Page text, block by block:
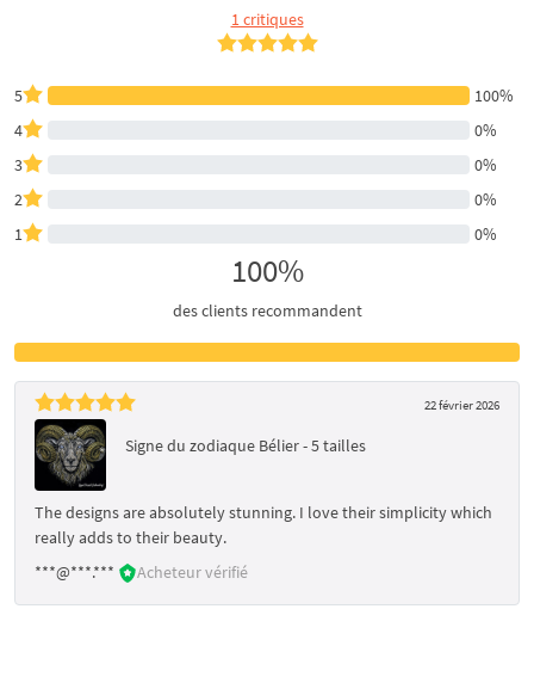
1 critiques
5
100%
4
0%
3
0%
2
0%
1
0%
100%
des clients recommandent
22 février 2026
Signe du zodiaque Bélier - 5 tailles
The designs are absolutely stunning. I love their simplicity which
really adds to their beauty.
***@***.***
Acheteur vérifié